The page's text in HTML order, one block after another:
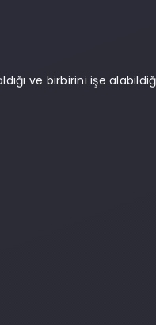
ve birbirini işe